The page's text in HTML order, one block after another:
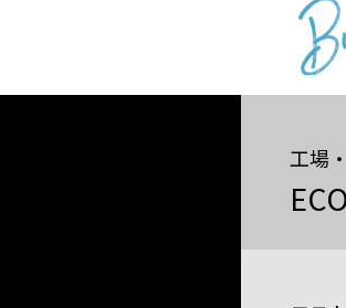
工場